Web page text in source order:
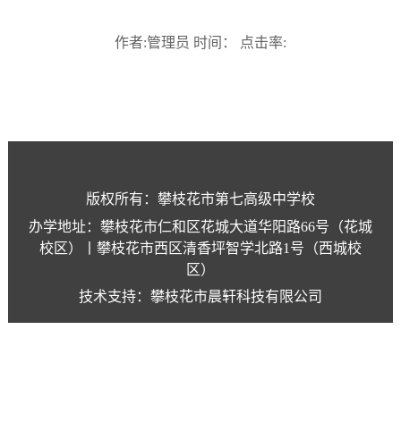
作者:管理员 时间： 点击率:
版权所有：攀枝花市第七高级中学校
办学地址：攀枝花市仁和区花城大道华阳路66号（花城
校区）丨攀枝花市西区清香坪智学北路1号（西城校
区）
技术支持：攀枝花市晨轩科技有限公司